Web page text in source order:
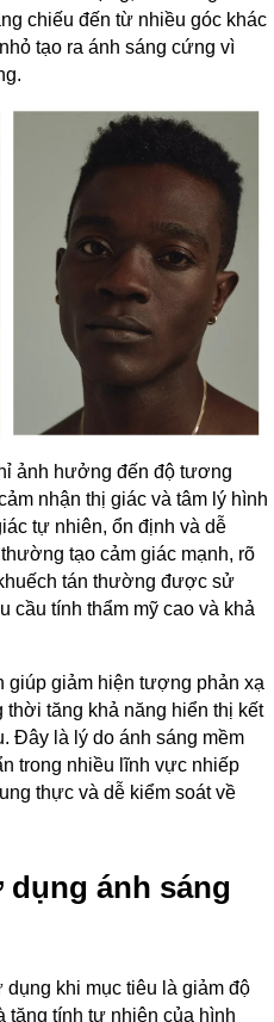
chiếu đến từ nhiều góc khác
tạo ra ánh sáng cứng vì
ảnh hưởng đến độ tương
nhận thị giác và tâm lý hình
tự nhiên, ổn định và dễ
tạo cảm giác mạnh, rõ
tán thường được sử
cầu tính thẩm mỹ cao và khả
giúp giảm hiện tượng phản xạ
tăng khả năng hiển thị kết
Đây là lý do ánh sáng mềm
trong nhiều lĩnh vực nhiếp
thực và dễ kiểm soát về
dụng ánh sáng
khi mục tiêu là giảm độ
tăng tính tự nhiên của hình